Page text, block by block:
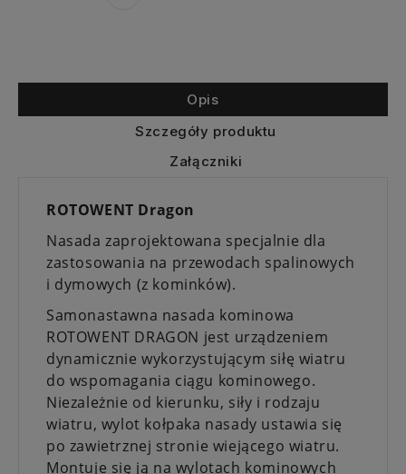
Opis
Szczegóły produktu
Załączniki
ROTOWENT Dragon
Nasada zaprojektowana specjalnie dla
zastosowania na przewodach spalinowych
i dymowych (z kominków).
Samonastawna nasada kominowa
ROTOWENT DRAGON jest urządzeniem
dynamicznie wykorzystującym siłę wiatru
do wspomagania ciągu kominowego.
Niezależnie od kierunku, siły i rodzaju
wiatru, wylot kołpaka nasady ustawia się
po zawietrznej stronie wiejącego wiatru.
Montuje się ją na wylotach kominowych